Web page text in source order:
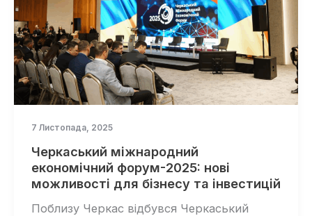
7 Листопада, 2025
Черкаський міжнародний
економічний форум-2025: нові
можливості для бізнесу та інвестицій
Поблизу Черкас відбувся Черкаський